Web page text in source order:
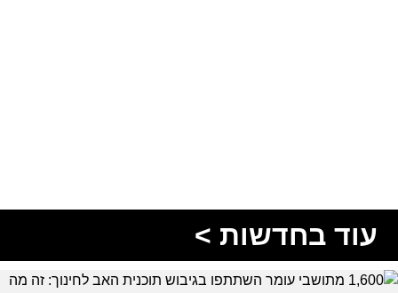
עוד בחדשות >